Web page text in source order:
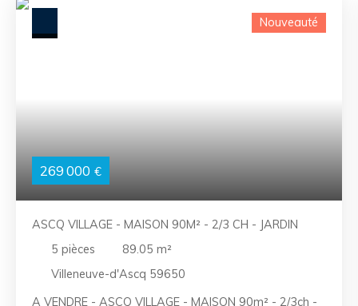
269 000 €
Nouveauté
ASCQ VILLAGE - MAISON 90M² - 2/3 CH - JARDIN
5 pièces 89.05 m²
Villeneuve-d'Ascq 59650
A VENDRE - ASCQ VILLAGE - MAISON 90m² - 2/3ch -